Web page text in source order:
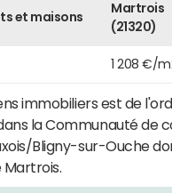
et maisons
Martrois
(21320)
1 208 €/
immobiliers est de
la Communauté de
Bligny-sur-Ouche